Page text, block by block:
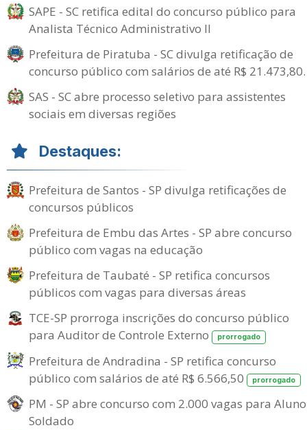
SAPE - SC retifica edital do concurso público para
Analista Técnico Administrativo II
Prefeitura de Piratuba - SC divulga retificação de
concurso público com salários de até R$ 21.473,80.
SAS - SC abre processo seletivo para assistentes
sociais em diversas regiões
Destaques:
Prefeitura de Santos - SP divulga retificações de
concursos públicos
Prefeitura de Embu das Artes - SP abre concurso
público com vagas na educação
Prefeitura de Taubaté - SP retifica concursos
públicos com vagas para diversas áreas
TCE-SP prorroga inscrições do concurso público
para Auditor de Controle Externo
prorrogado
Prefeitura de Andradina - SP retifica concurso
público com salários de até R$ 6.566,50
prorrogado
PM - SP abre concurso com 2.000 vagas para
Soldado